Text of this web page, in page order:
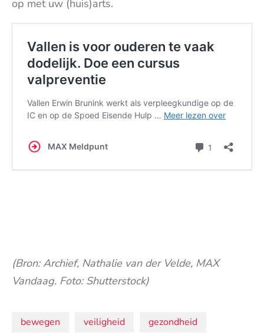
op met uw (huis)arts.
(Bron: Archief, Nathalie van der Velde, MAX
Vandaag. Foto: Shutterstock)
Onderwerpen:
bewegen veiligheid gezondheid